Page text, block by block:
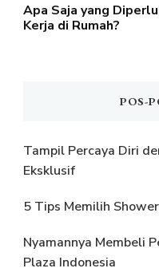
Apa Saja yang
Kerja di Rumah?
POS-
Tampil Percaya Diri
Eksklusif
5 Tips Memilih
Nyamannya Membeli
Plaza Indonesia